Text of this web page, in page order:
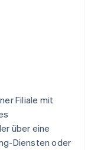
Filiale mit
über eine
Diensten oder